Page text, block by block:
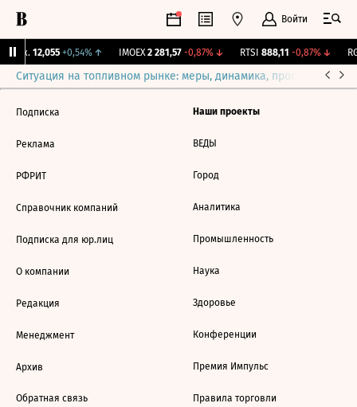
Войти
Бирж. 12,055 +0,54%↑ IMOEX 2 281,57 -0,87%↓ RTSI 888,11 -0,87%↓
Ситуация на топливном рынке: меры, динамика, прогнозы
Подписка
Реклама
РФРИТ
Справочник компаний
Подписка для юр.лиц
О компании
Редакция
Менеджмент
Архив
Обратная связь
Наши проекты
ВЕДЫ
Город
Аналитика
Промышленность
Наука
Здоровье
Конференции
Премия Импульс
Правила торговли